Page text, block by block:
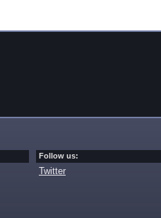
Follow us:
Twitter